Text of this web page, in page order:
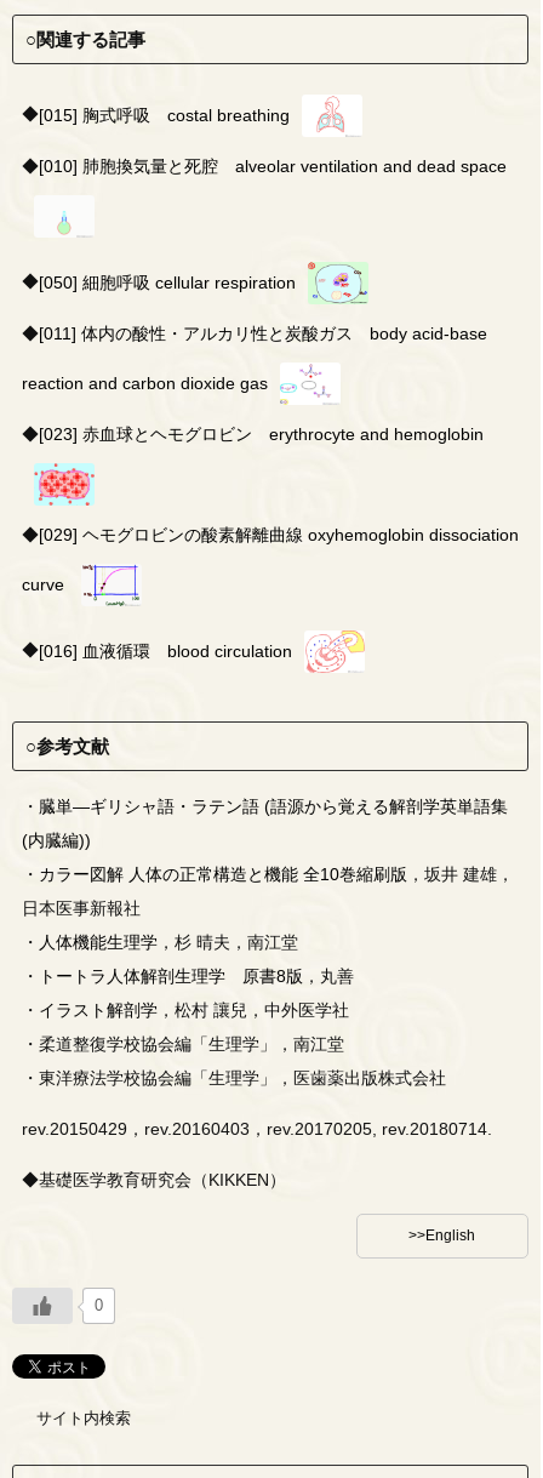
○関連する記事
◆[015] 胸式呼吸 costal breathing
◆[010] 肺胞換気量と死腔 alveolar ventilation and dead space
◆[050] 細胞呼吸 cellular respiration
◆[011] 体内の酸性・アルカリ性と炭酸ガス body acid-base
reaction and carbon dioxide gas
◆[023] 赤血球とヘモグロビン erythrocyte and hemoglobin
◆[029] ヘモグロビンの酸素解離曲線 oxyhemoglobin dissociation
curve
◆[016] 血液循環 blood circulation
○参考文献
・ 臓単―ギリシャ語・ラテン語 (語源から覚える解剖学英単語集
(内臓編))
・ カラー図解 人体の正常構造と機能 全10巻縮刷版 ，坂井 建雄，
日本医事新報社
・ 人体機能生理学 ，杉 晴夫，南江堂
・
トートラ人体解剖生理学 原書8版 ，丸善
・ イラスト解剖学 ，松村 讓兒，中外医学社
・柔道整復学校協会編「生理学」，南江堂
・東洋療法学校協会編「生理学」，医歯薬出版株式会社
rev.20150429，rev.20160403，rev.20170205, rev.20180714.
◆基礎医学教育研究会（KIKKEN）
>>English
0
サイト内検索